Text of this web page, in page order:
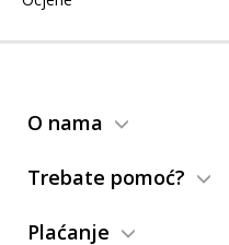
O nama
Trebate pomoć?
Plaćanje